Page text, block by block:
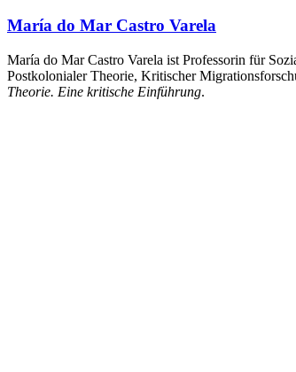
María do Mar Castro Varela
María do Mar Castro Varela ist Professorin für
Postkolonialer Theorie, Kritischer
Theorie. Eine kritische Einführung.